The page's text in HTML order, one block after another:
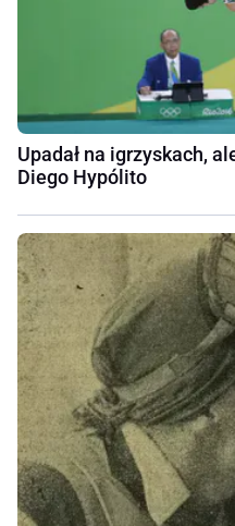
Upadał na igrzyskach,
Diego Hypólito